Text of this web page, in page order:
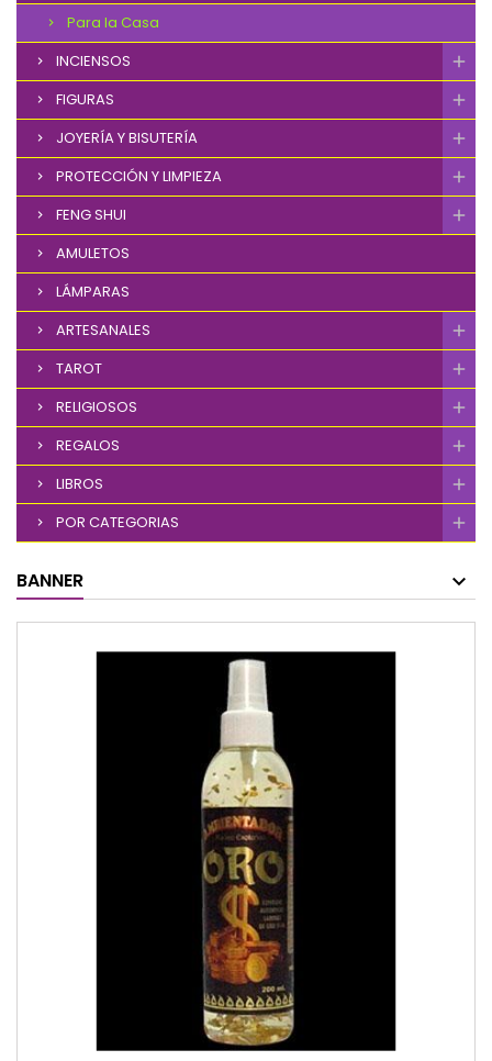
Para la Casa
INCIENSOS
FIGURAS
JOYERÍA Y BISUTERÍA
PROTECCIÓN Y LIMPIEZA
FENG SHUI
AMULETOS
LÁMPARAS
ARTESANALES
TAROT
RELIGIOSOS
REGALOS
LIBROS
POR CATEGORIAS
BANNER